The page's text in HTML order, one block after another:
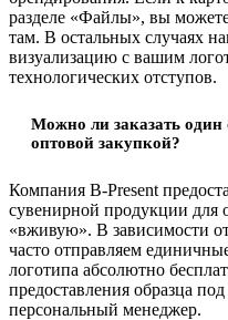
разделе «Файлы», вы можете
там. В остальных случаях
визуализацию с вашим
технологических отступов.
Можно ли заказать один
оптовой закупкой?
Компания B-Present
сувенирной продукции для
«вживую». В зависимости
часто отправляем
логотипа абсолютно
предоставления образца
персональный менеджер.